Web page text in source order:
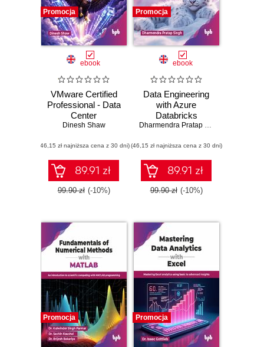
Promocja
ebook
VMware Certified
Professional - Data
Center
Virtualization
Certification Guide
Dinesh Shaw
(46,15 zł najniższa cena z 30 dni)
89.91 zł
99.90 zł (-10%)
Promocja
ebook
Data Engineering
with Azure
Databricks
Dharmendra Pratap Singh
(46,15 zł najniższa cena z 30 dni)
89.91 zł
99.90 zł (-10%)
Promocja Promocja